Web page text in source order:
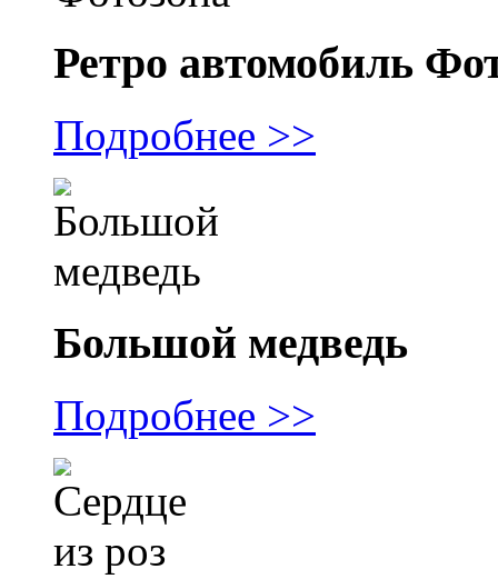
Ретро автомобиль
Подробнее >>
Большой медведь
Подробнее >>